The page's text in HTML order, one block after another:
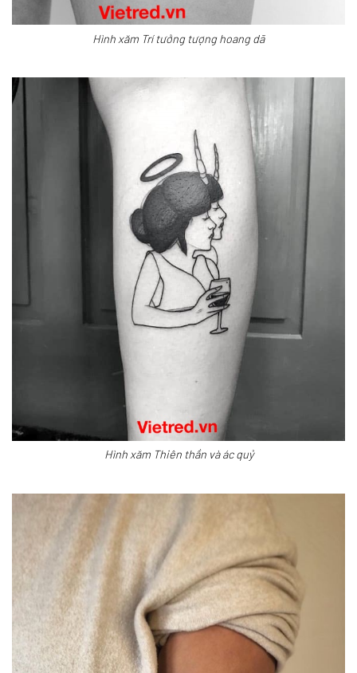
Hình xăm Trí tưởng tượng hoang dã
Hình xăm Thiên thần và ác quỷ